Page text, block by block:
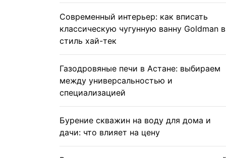
Современный интерьер: как вписать
классическую чугунную ванну Goldman в
стиль хай-тек
Газодровяные печи в Астане: выбираем
между универсальностью и
специализацией
Бурение скважин на воду для дома и
дачи: что влияет на цену